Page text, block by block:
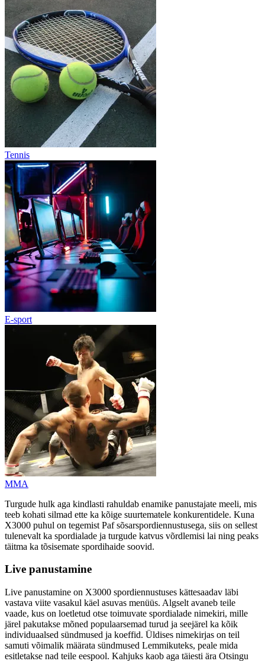
Tennis
E-sport
MMA
Turgude hulk aga kindlasti rahuldab enamike panustajate meeli, mis
teeb kohati silmad ette ka kõige suurtematele konkurentidele. Kuna
X3000 puhul on tegemist Paf sõsarspordiennustusega, siis on sellest
tulenevalt ka spordialade ja turgude katvus võrdlemisi lai ning peaks
täitma ka tõsisemate spordihaide soovid.
Live panustamine
Live panustamine on X3000 spordiennustuses kättesaadav läbi
vastava viite vasakul käel asuvas menüüs. Algselt avaneb teile
vaade, kus on loetletud otse toimuvate spordialade nimekiri, mille
järel pakutakse mõned populaarsemad turud ja seejärel ka kõik
individuaalsed sündmused ja koeffid. Üldises nimekirjas on teil
samuti võimalik määrata sündmused Lemmikuteks, peale mida
esitletakse nad teile eespool. Kahjuks kaob aga täiesti ära Otsingu